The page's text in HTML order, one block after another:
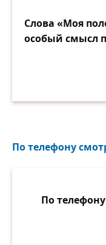
Слова «Моя
особый смысл
По телефону
По